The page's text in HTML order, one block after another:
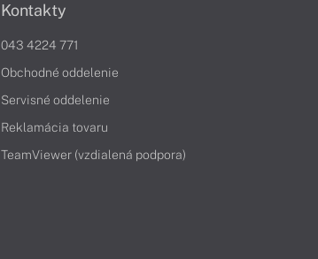
Kontakty
043 4224 771
Obchodné oddelenie
Servisné oddelenie
Reklamácia tovaru
TeamViewer (vzdialená podpora)